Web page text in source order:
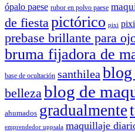
ópalo paese rubor en polvo paese
de fiestapictórico pixi
prebase brillante para
bruma fijadora de
base de ocultación santhilea blog
belleza blog de
ahumados gradualmente
emprendedor uppsala maquillaje